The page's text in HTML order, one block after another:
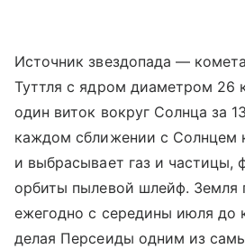
Источник звездопада —
Туттля с ядром диаметром 26
один виток вокруг Солнца за
каждом сближении с Солнцем
и выбрасывает газ и частицы,
орбиты пылевой шлейф. Земля
ежегодно с середины июля до
делая Персеиды одним из